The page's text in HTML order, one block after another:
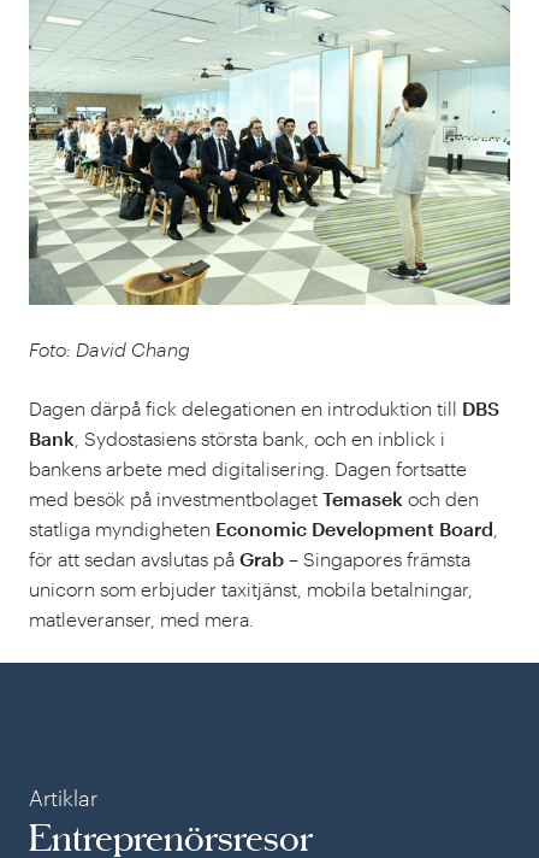
Foto: David Chang
Dagen därpå fick delegationen en introduktion till DBS
Bank , Sydostasiens största bank, och en inblick i
bankens arbete med digitalisering. Dagen fortsatte
med besök på investmentbolaget Temasek och den
statliga myndigheten Economic Development Board
för att sedan avslutas på Grab – Singapores främsta
unicorn som erbjuder taxitjänst, mobila betalningar,
matleveranser, med mera.
Artiklar
Entreprenörsresor